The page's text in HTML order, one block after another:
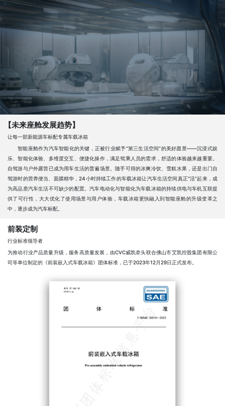
【未来座舱发展趋势】
让每一部新能源车标配专属车载冰箱
智能座舱作为汽车智能化的关键，正被行业赋予“第三生活空间”的美好愿景——沉浸式娱
乐、智能化体验、多维度交互、便捷化操作，满足驾乘人员的需求，舒适的体验越来越重要。
自驾游与户外露营已成为用车生活的普遍场景。随手可得的冰爽冷饮、雪糕水果，还是出门自
驾游时的营养便当、面膜精华，24小时持续工作的车载冰箱让汽车生活空间真正“活”起来，成
为高品质汽车生活不可缺少的配置。汽车电动化与智能化为车载冰箱的持续供电与车机互联提
供了可行性，大大优化了使用场景与用户体验，车载冰箱更快融入到智能座舱的升级变革之
中，逐步成为汽车标配。
前装定制
行业标准领导者
为推动行业产品质量升级，服务高质量发展，由CVC威凯牵头联合佛山市艾凯控股集团有限公
司等单位制定的《前装嵌入式车载冰箱》团体标准，已于2023年12月29日正式发布。